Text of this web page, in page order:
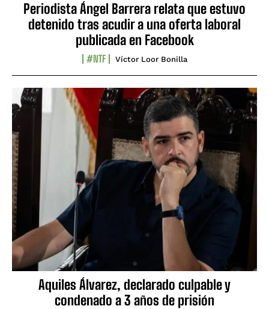
Periodista Ángel Barrera relata que estuvo
detenido tras acudir a una oferta laboral
publicada en Facebook
#NTF Víctor Loor Bonilla
Aquiles Álvarez, declarado culpable y
condenado a 3 años de prisión